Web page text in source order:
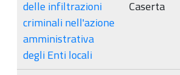
delle infiltrazioni
criminali nell'azione
amministrativa
degli Enti locali
Caserta